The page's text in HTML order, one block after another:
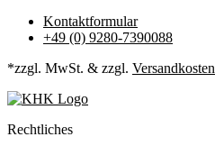
Kontaktformular
+49 (0) 9280-7390088
*zzgl. MwSt. & zzgl. Versandkosten
Rechtliches